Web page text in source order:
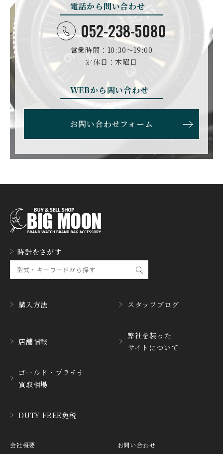
DANIEL ROTH
ダニエル・ロート
DAVOSA
ダボサ
DUBEY&SCHALDENBR
ダービー&シャルデンブラ
E.C.W
ヨーロピアン・カンパニ
ー・ウォッチ
EBERHARD
エベラール
EDOX
エドックス
F.P.ジュルヌ
ファーブル・ルーバ フォルティス
FRANCK MULLER NT
GERALD GENTA
ジェラルド・ジェンタ
GLASHUTTE ORIGINA
L
グラスヒュッテ・オリジ
ナル
グッチ
HARRY WINSTON
HEINRICH-GEISEN
ハインリッヒ ガイセン
HORAE
ホライ
IKEPOD INCIPIO
電話から問い合わせ
052-238-5080
営業時間：10:30〜19:00
定休日：木曜日
WEBから問い合わせ
お問い合わせフォーム
時計をさがす
購入方法
店舗情報
ゴールド・プラチナ
買取相場
DUTY FREE免税
スタッフブログ
弊社を装った
サイトについて
会社概要 お問い合わせ